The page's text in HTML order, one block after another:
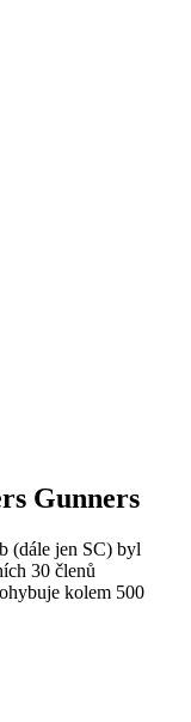
Gunners
(dále jen SC) byl
30 členů
kolem 500